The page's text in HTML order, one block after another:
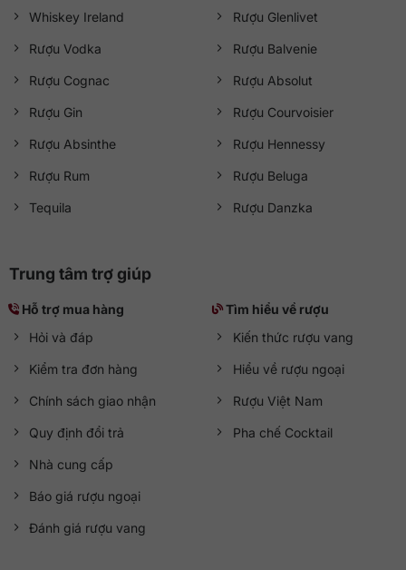
Whiskey Ireland
Rượu Vodka
Rượu Cognac
Rượu Gin
Rượu Absinthe
Rượu Rum
Tequila
Rượu Glenlivet
Rượu Balvenie
Rượu Absolut
Rượu Courvoisier
Rượu Hennessy
Rượu Beluga
Rượu Danzka
Trung tâm trợ giúp
Hỗ trợ mua hàng
Hỏi và đáp
Kiểm tra đơn hàng
Chính sách giao nhận
Quy định đổi trả
Nhà cung cấp
Báo giá rượu ngoại
Đánh giá rượu vang
Tìm hiểu về rượu
Kiến thức rượu vang
Hiểu về rượu ngoại
Rượu Việt Nam
Pha chế Cocktail